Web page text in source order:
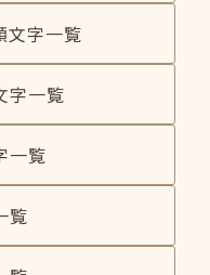
文字一覧
字一覧
一覧
覧